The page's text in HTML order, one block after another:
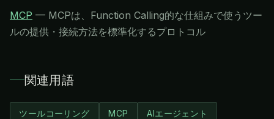
MCP — MCPは、Function Calling的な仕組みで使うツー
ルの提供・接続方法を標準化するプロトコル
関連用語
ツールコーリング MCP AIエージェント